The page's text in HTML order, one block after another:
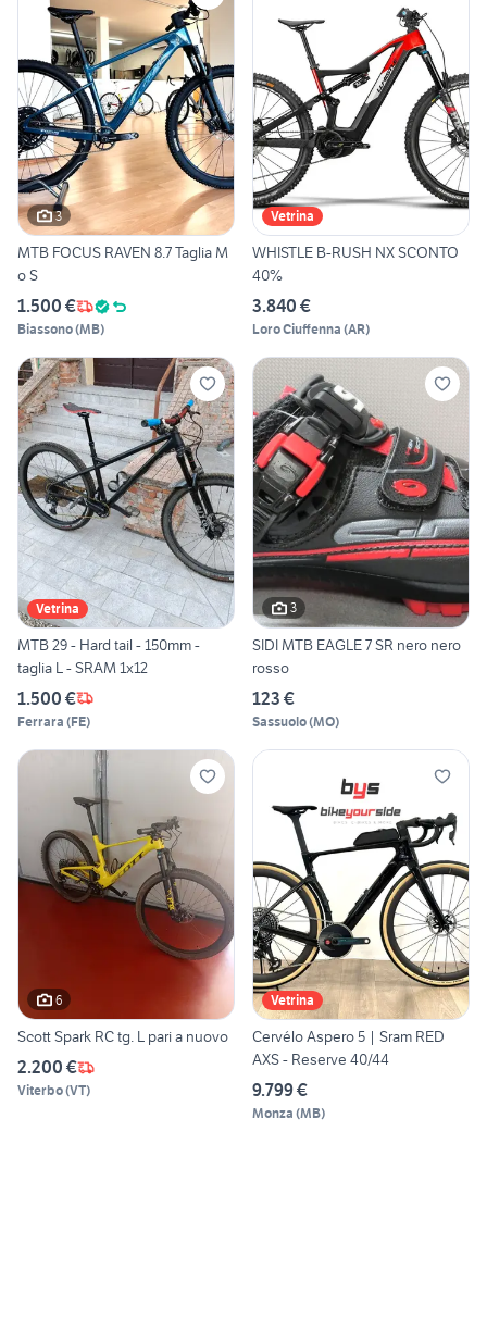
3
MTB FOCUS RAVEN 8.7 Taglia M
o S
1.500 €
Biassono(MB)
Vetrina
WHISTLE B-RUSH NX SCONTO
40%
3.840 €
Loro Ciuffenna (AR)
Vetrina
MTB 29 - Hard tail - 150mm -
taglia L - SRAM 1x12
1.500 €
Ferrara (FE)
3
SIDI MTB EAGLE 7 SR nero nero
rosso
123 €
Sassuolo(MO)
6
Scott Spark RC tg. L pari a nuovo
2.200 €
Viterbo(VT)
Vetrina
Cervélo Aspero 5 | Sram RED
AXS - Reserve 40/44
9.799 €
Monza (MB)